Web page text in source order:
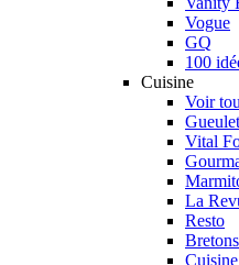
Vogue
GQ
100
Cuisine
Voir
Vital
La
Resto